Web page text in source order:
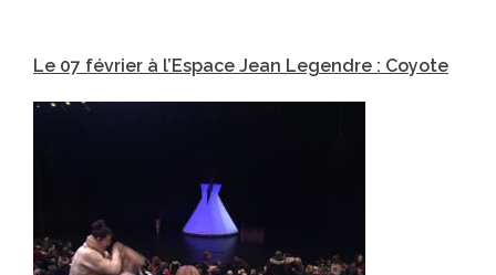
Le 07 février à l’Espace Jean Legendre : Coyote